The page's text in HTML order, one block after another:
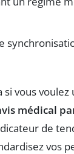
si vous
médical
de
vos